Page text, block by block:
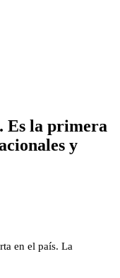
Es la primera
y
en el país. La